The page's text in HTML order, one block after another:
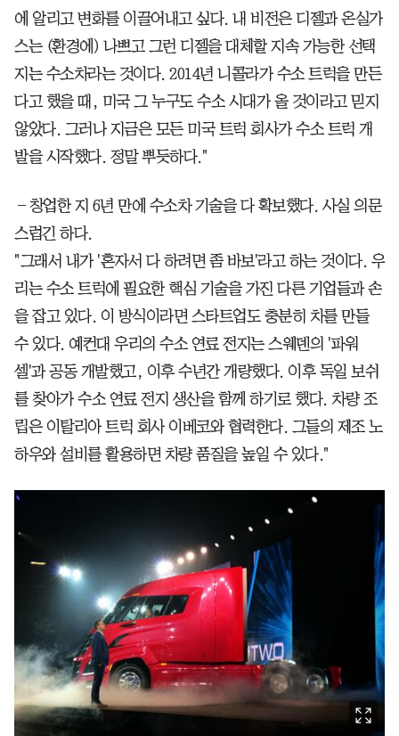
에 알리고 변화를 이끌어내고 싶다. 내 비전은 디젤과 온실가
스는 (환경에) 나쁘고 그런 디젤을 대체할 지속 가능한 선택
지는 수소차라는 것이다. 2014년 니콜라가 수소 트럭을 만든
다고 했을 때, 미국 그 누구도 수소 시대가 올 것이라고 믿지
않았다. 그러나 지금은 모든 미국 트럭 회사가 수소 트럭 개
발을 시작했다. 정말 뿌듯하다."
―창업한 지 6년 만에 수소차 기술을 다 확보했다. 사실 의문
스럽긴 하다.
"그래서 내가 '혼자서 다 하려면 좀 바보'라고 하는 것이다. 우
리는 수소 트럭에 필요한 핵심 기술을 가진 다른 기업들과 손
을 잡고 있다. 이 방식이라면 스타트업도 충분히 차를 만들
수 있다. 예컨대 우리의 수소 연료 전지는 스웨덴의 '파워
셀'과 공동 개발했고, 이후 수년간 개량했다. 이후 독일 보쉬
를 찾아가 수소 연료 전지 생산을 함께 하기로 했다. 차량 조
립은 이탈리아 트럭 회사 이베코와 협력한다. 그들의 제조 노
하우와 설비를 활용하면 차량 품질을 높일 수 있다."